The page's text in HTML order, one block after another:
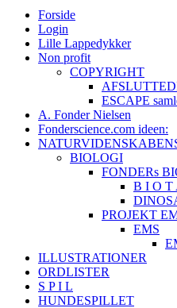
Forside
Login
Lille Lappedykker
Non profit
COPYRIGHT
ESCAPE
A. Fonder Nielsen
Fonderscience.com ideen:
BIOLOGI
FONDERs
B I O T
PROJEKT
EMS
ILLUSTRATIONER
ORDLISTER
S P I L
HUNDESPILLET